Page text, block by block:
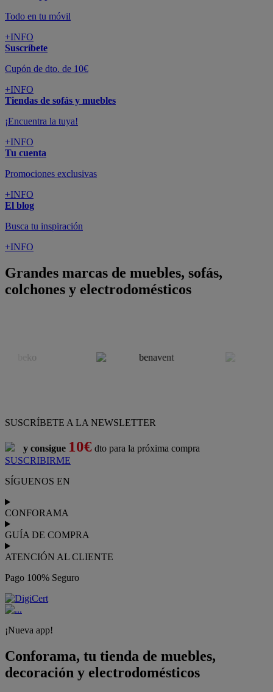
Todo en tu móvil
+INFO
Suscríbete
Cupón de dto. de 10€
+INFO
Tiendas de sofás y muebles
¡Encuentra la tuya!
+INFO
Tu cuenta
Promociones exclusivas
+INFO
El blog
Busca tu inspiración
+INFO
Grandes marcas de muebles, sofás,
colchones y electrodomésticos
SUSCRÍBETE A LA NEWSLETTER
y consigue 10€ dto para la próxima compra
SUSCRIBIRME
SÍGUENOS EN
CONFORAMA
GUÍA DE COMPRA
ATENCIÓN AL CLIENTE
Pago 100% Seguro
¡Nueva app!
Conforama, tu tienda de muebles,
decoración y electrodomésticos